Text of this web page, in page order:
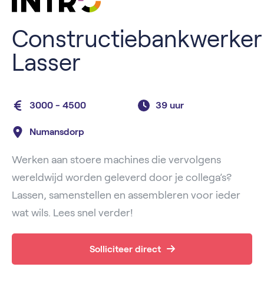
Constructiebankwerker
Lasser
3000 - 4500 39 uur
Numansdorp
Werken aan stoere machines die vervolgens
wereldwijd worden geleverd door je collega’s?
Lassen, samenstellen en assembleren voor ieder
wat wils. Lees snel verder!
Solliciteer direct